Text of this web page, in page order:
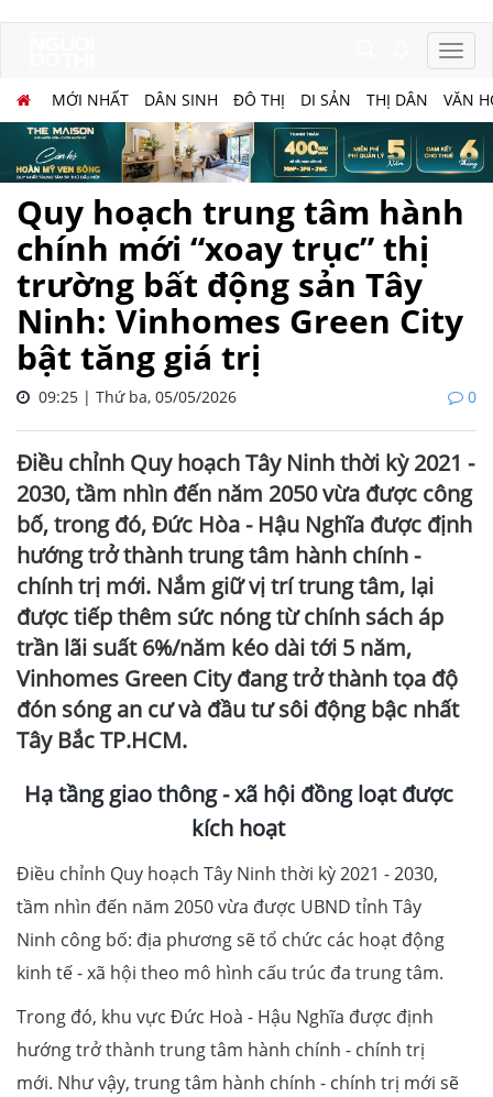
MỚI NHẤT DÂN SINH ĐÔ THỊ DI SẢN THỊ DÂN VĂN
Quy hoạch trung tâm hành
chính mới “xoay trục” thị
trường bất động sản Tây
Ninh: Vinhomes Green City
bật tăng giá trị
09:25 | Thứ ba, 05/05/2026 0
Điều chỉnh Quy hoạch Tây Ninh thời kỳ 2021 -
2030, tầm nhìn đến năm 2050 vừa được công
bố, trong đó, Đức Hòa - Hậu Nghĩa được định
hướng trở thành trung tâm hành chính -
chính trị mới. Nắm giữ vị trí trung tâm, lại
được tiếp thêm sức nóng từ chính sách áp
trần lãi suất 6%/năm kéo dài tới 5 năm,
Vinhomes Green City đang trở thành tọa độ
đón sóng an cư và đầu tư sôi động bậc nhất
Tây Bắc TP.HCM.
Hạ tầng giao thông - xã hội đồng loạt được
kích hoạt
Điều chỉnh Quy hoạch Tây Ninh thời kỳ 2021 - 2030,
tầm nhìn đến năm 2050 vừa được UBND tỉnh Tây
Ninh công bố: địa phương sẽ tổ chức các hoạt động
kinh tế - xã hội theo mô hình cấu trúc đa trung tâm.
Trong đó, khu vực Đức Hoà - Hậu Nghĩa được định
hướng trở thành trung tâm hành chính - chính trị
mới. Như vậy, trung tâm hành chính - chính trị mới sẽ